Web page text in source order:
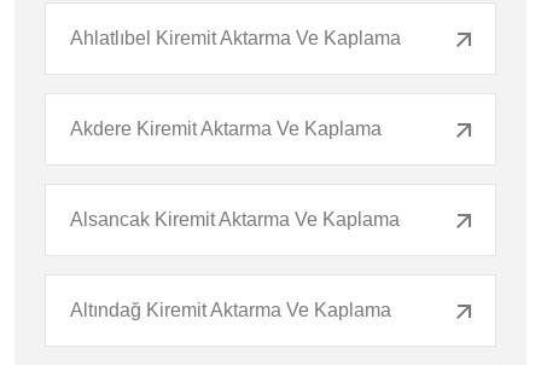
Ahlatlıbel Kiremit Aktarma Ve Kaplama
Akdere Kiremit Aktarma Ve Kaplama
Alsancak Kiremit Aktarma Ve Kaplama
Altındağ Kiremit Aktarma Ve Kaplama